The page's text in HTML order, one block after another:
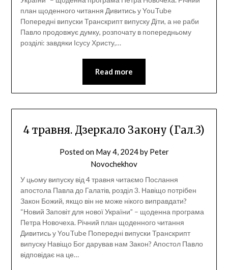
план щоденного читання Дивитись у YouTube
Попередні випуски Транскрипт випуску Діти, а не раби
Павло продовжує думку, розпочату в попередньому
розділі: завдяки Ісусу Христу,…
Read more
4 травня. Дзеркало Закону (Гал.3)
Posted on May 4, 2024by Peter
Novochekhov
У цьому випуску від 4 травня читаємо Послання
апостола Павла до Галатів, розділ 3. Навіщо потрібен
Закон Божий, якщо він не може нікого виправдати?
“Новий Заповіт для нової України” – щоденна програма
Петра Новочеха. Річний план щоденного читання
Дивитись у YouTube Попередні випуски Транскрипт
випуску Навіщо Бог дарував нам Закон? Апостол Павло
відповідає на це…